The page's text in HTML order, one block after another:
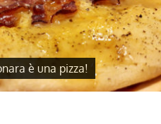
è una pizza!